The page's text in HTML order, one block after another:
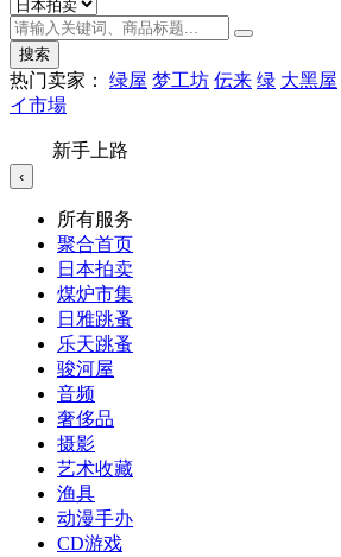
搜索
热门卖家： 绿屋 梦工坊 伝来 绿 大黑屋
イ市場
新手上路
‹
所有服务
聚合首页
日本拍卖
煤炉市集
日雅跳蚤
乐天跳蚤
骏河屋
音频
奢侈品
摄影
艺术收藏
渔具
动漫手办
CD游戏